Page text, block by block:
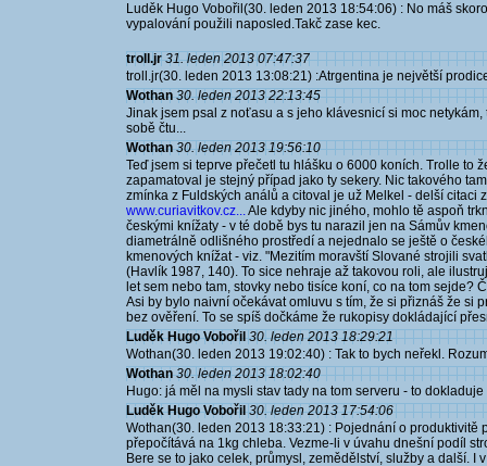
Luděk Hugo Vobořil(30. leden 2013 18:54:06) : No máš
vypalování použili naposled.Takč zase kec.
troll.jr 31. leden 2013 07:47:37
troll.jr(30. leden 2013 13:08:21) :Atrgentina je největší
Wothan 30. leden 2013 22:13:45
Jinak jsem psal z noťasu a s jeho klávesnicí si moc
sobě čtu...
Wothan 30. leden 2013 19:56:10
Teď jsem si teprve přečetl tu hlášku o 6000 koních. Trolle to
zapamatoval je stejný případ jako ty sekery. Nic takového
zmínka z Fuldských análů a citoval je už Melkel - delší citaci
www.curiavitkov.cz...Ale kdyby nic jiného, mohlo tě aspoň
českými knížaty - v té době bys tu narazil jen na Sámův
diametrálně odlišného prostředí a nejednalo se ještě o
kmenových knížat - viz. "Mezitím moravští Slované strojili
(Havlík 1987, 140). To sice nehraje až takovou roli, ale
let sem nebo tam, stovky nebo tisíce koní, co na tom sejde?
Asi by bylo naivní očekávat omluvu s tím, že si přiznáš že si
bez ověření. To se spíš dočkáme že rukopisy dokládající
Luděk Hugo Vobořil 30. leden 2013 18:29:21
Wothan(30. leden 2013 19:02:40) : Tak to bych neřekl.
Wothan 30. leden 2013 18:02:40
Hugo: já měl na mysli stav tady na tom serveru - to
Luděk Hugo Vobořil 30. leden 2013 17:54:06
Wothan(30. leden 2013 18:33:21) : Pojednání o produktivitě
přepočítává na 1kg chleba. Vezme-li v úvahu dnešní podíl
Bere se to jako celek, průmysl, zemědělství, služby a další.